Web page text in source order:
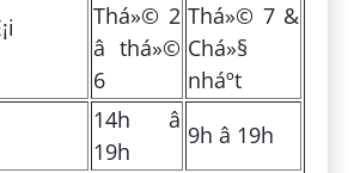
Thá»© 2
â thá»©
6
Thá»© 7 &
Chá»§
nháº­t
14h â
19h
9h â 19h